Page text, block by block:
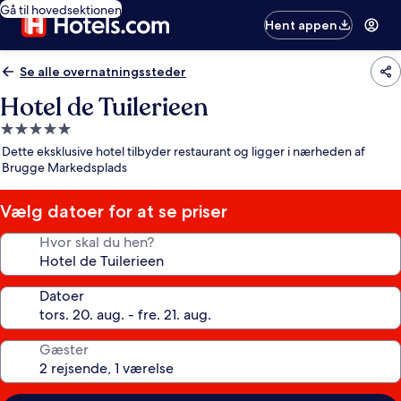
Gå til hovedsektionen
Hent appen
Se alle overnatningssteder
Hotel de Tuilerieen
5.0-
stjernet
overnatningssted
Dette eksklusive hotel tilbyder restaurant og ligger i nærheden af
Brugge Markedsplads
Vælg datoer for at se priser
Hvor skal du hen?
Datoer
Gæster